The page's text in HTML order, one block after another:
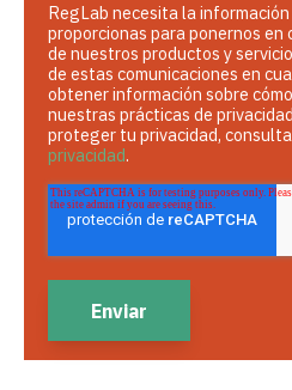
RegLab necesita la
proporcionas para ponernos
de nuestros productos y
de estas comunicaciones en
obtener información sobre
nuestras prácticas de
proteger tu privacidad,
privacidad.